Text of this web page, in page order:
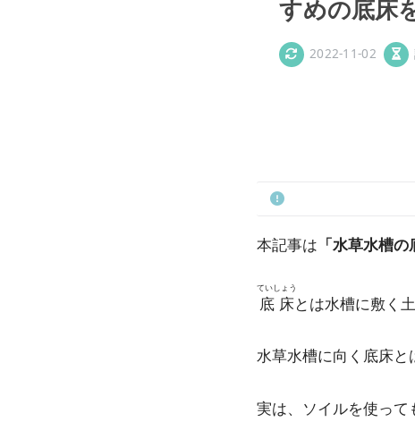
すめの底床
2022-11-02
本記事は 「水草水槽の
底床
ていしょう
とは水槽に敷く
水草水槽に向く底床と
実は、ソイルを使って